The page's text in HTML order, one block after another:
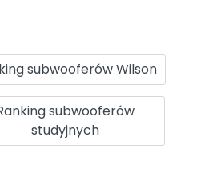
subwooferów Wilson
subwooferów
studyjnych